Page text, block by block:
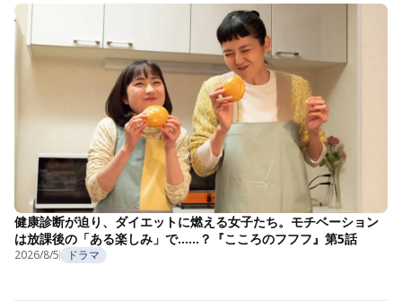
健康診断が迫り、ダイエットに燃える女子たち。モチベーション
は放課後の「ある楽しみ」で……？『こころのフフフ』第5話
2026/8/5 ドラマ